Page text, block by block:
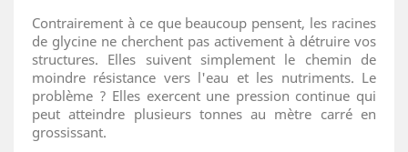
Contrairement à ce que beaucoup pensent, les racines
de glycine ne cherchent pas activement à détruire vos
structures. Elles suivent simplement le chemin de
moindre résistance vers l'eau et les nutriments. Le
problème ? Elles exercent une pression continue qui
peut atteindre plusieurs tonnes au mètre carré en
grossissant.